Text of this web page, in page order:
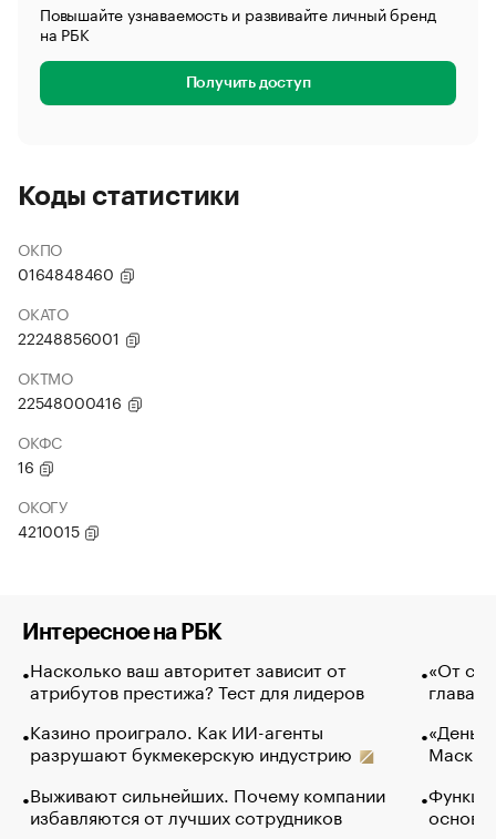
Повышайте узнаваемость и развивайте личный бренд
на РБК
Получить доступ
Коды статистики
ОКПО
0164848460
ОКАТО
22248856001
ОКТМО
22548000416
ОКФС
16
ОКОГУ
4210015
Интересное на РБК
Насколько ваш авторитет зависит от
атрибутов престижа? Тест для лидеров
Казино проиграло. Как ИИ-агенты
разрушают букмекерскую индустрию
Выживают сильнейших. Почему компании
избавляются от лучших сотрудников
«От
глава
Маск в
основ